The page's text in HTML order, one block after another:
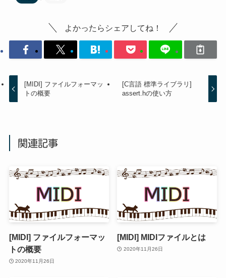
よかったらシェアしてね！
[MIDI] ファイルフォーマッ
トの概要
[C言語 標準ライブラリ]
assert.hの使い方
関連記事
[MIDI] ファイルフォーマッ
トの概要
2020年11月26日
[MIDI] MIDIファイルとは
2020年11月26日